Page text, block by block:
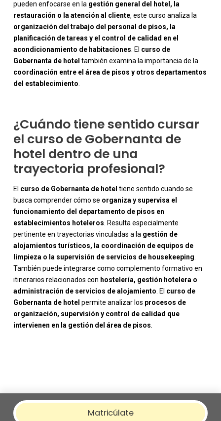
pueden enfocarse en la gestión general del hotel, la
restauración o la atención al cliente, este curso analiza la
organización del trabajo del personal de pisos, la
planificación de tareas y el control de calidad en el
acondicionamiento de habitaciones . El curso de
Gobernanta de hotel también examina la importancia de la
coordinación entre el área de pisos y otros departamentos
del establecimiento
-
¿Cuándo tiene sentido cursar
el curso de Gobernanta de
hotel dentro de una
trayectoria profesional?
El curso de Gobernanta de hotel tiene sentido cuando se
busca comprender cómo se organiza y supervisa el
funcionamiento del departamento de pisos en
establecimientos hoteleros . Resulta especialmente
pertinente en trayectorias vinculadas a la gestión de
alojamientos turísticos, la coordinación de equipos de
limpieza o la supervisión de servicios de housekeeping
También puede integrarse como complemento formativo en
itinerarios relacionados con hostelería, gestión hotelera o
administración de servicios de alojamiento . El curso de
Gobernanta de hotel permite analizar los procesos de
organización, supervisión y control de calidad que
intervienen en la gestión del área de pisos
Matricúlate